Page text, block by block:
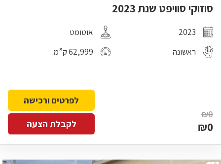
סוזוקי סוויפט שנת 2023
2023
אוטומט
ראשונה
62,999 ק”מ
₪0
₪0
לפרטים ורכישה
לקבלת הצעה